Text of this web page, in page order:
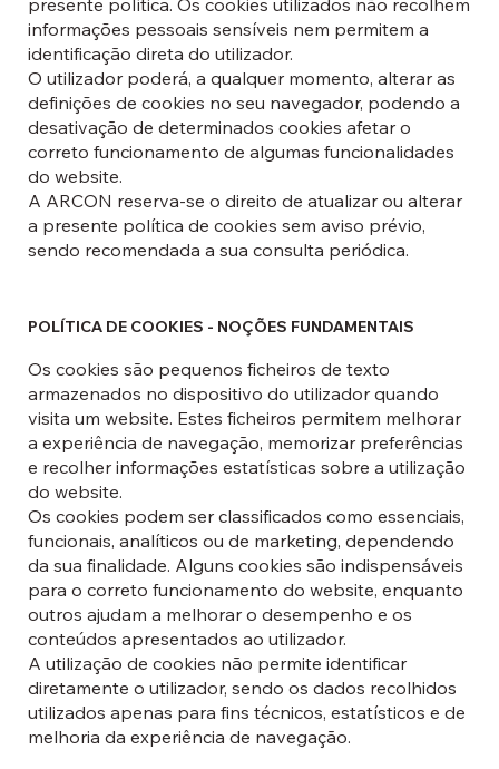
informações pessoais sensíveis nem permitem a
identificação direta do utilizador.
O utilizador poderá, a qualquer momento, alterar as
definições de cookies no seu navegador, podendo a
desativação de determinados cookies afetar o
correto funcionamento de algumas funcionalidades
do website.
A ARCON reserva-se o direito de atualizar ou alterar
a presente política de cookies sem aviso prévio,
sendo recomendada a sua consulta periódica.
POLÍTICA DE COOKIES - NOÇÕES FUNDAMENTAIS
Os cookies são pequenos ficheiros de texto
armazenados no dispositivo do utilizador quando
visita um website. Estes ficheiros permitem melhorar
a experiência de navegação, memorizar preferências
e recolher informações estatísticas sobre a utilização
do website.
Os cookies podem ser classificados como essenciais,
funcionais, analíticos ou de marketing, dependendo
da sua finalidade. Alguns cookies são indispensáveis
para o correto funcionamento do website, enquanto
outros ajudam a melhorar o desempenho e os
conteúdos apresentados ao utilizador.
A utilização de cookies não permite identificar
diretamente o utilizador, sendo os dados recolhidos
utilizados apenas para fins técnicos, estatísticos e de
melhoria da experiência de navegação.